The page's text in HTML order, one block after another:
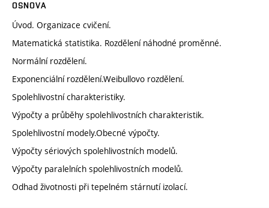
OSNOVA
Úvod. Organizace cvičení.
Matematická statistika. Rozdělení náhodné proměnné.
Normální rozdělení.
Exponenciální rozdělení.Weibullovo rozdělení.
Spolehlivostní charakteristiky.
Výpočty a průběhy spolehlivostních charakteristik.
Spolehlivostní modely.Obecné výpočty.
Výpočty sériových spolehlivostních modelů.
Výpočty paralelních spolehlivostních modelů.
Odhad životnosti při tepelném stárnutí izolací.